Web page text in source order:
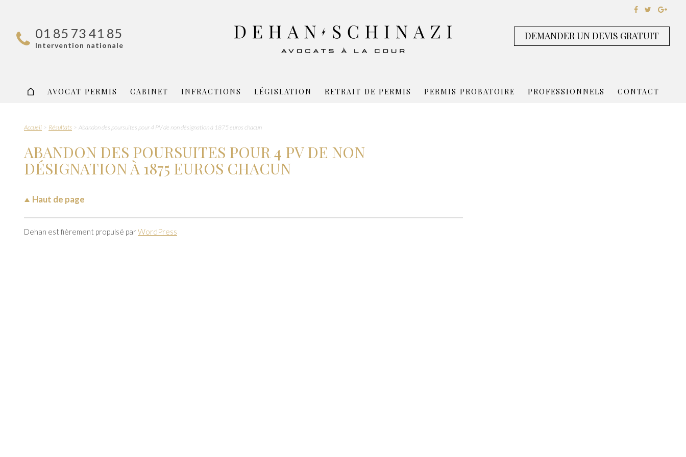
01 85 73 41 85
Intervention nationale
DEMANDER UN DEVIS GRATUIT
AVOCAT PERMIS CABINET INFRACTIONS LÉGISLATION RETRAIT DE PERMIS PERMIS PROBATOIRE PROFESSIONNELS CONTACT
Accueil Résultats Abandon des poursuites pour 4 PV de non désignation à 1875 euros chacun
ABANDON DES POURSUITES POUR 4 PV DE NON
DÉSIGNATION À 1875 EUROS CHACUN
Haut de page
Dehan est fièrement propulsé parWordPress